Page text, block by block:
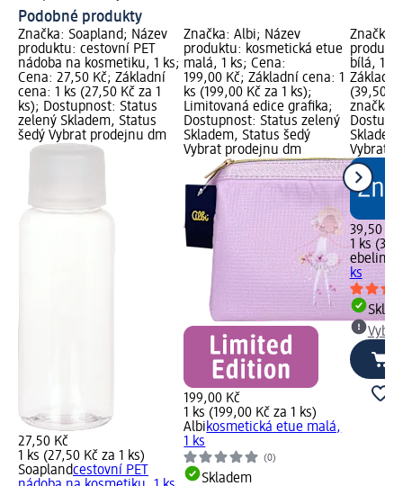
Podobné produkty
Značka: Soapland; Název
produktu: cestovní PET
nádoba na kosmetiku, 1 ks;
Cena: 27,50 Kč; Základní
cena: 1 ks (27,50 Kč za 1
ks); Dostupnost: Status
zelený Skladem, Status
šedý Vybrat prodejnu dm
27,50 Kč
1 ks (27,50 Kč za 1 ks)
Soaplandcestovní PET
Značka: Albi; Název
produktu: kosmetická etue
malá, 1 ks; Cena:
199,00 Kč; Základní cena: 1
ks (199,00 Kč za 1 ks);
Limitovaná edice grafika;
Dostupnost: Status zelený
Skladem, Status šedý
Vybrat prodejnu dm
199,00 Kč
1 ks (199,00 Kč za 1 ks)
Albikosmetická etue malá,
1 ks
(0)
Skladem
Značka:
bílá, 1
Základní
(39,50
značka
Vybrat
39,50 Kč
1 ks
ebelin
ks